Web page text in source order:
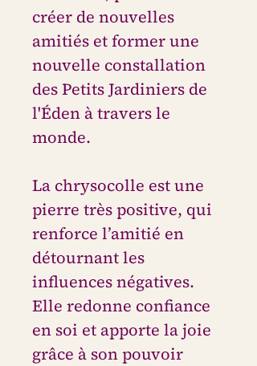
créer de nouvelles
amitiés et former une
nouvelle constallation
des Petits Jardiniers de
l'Éden à travers le
monde.
La chrysocolle est une
pierre très positive, qui
renforce l’amitié en
détournant les
influences négatives.
Elle redonne confiance
en soi et apporte la joie
grâce à son pouvoir